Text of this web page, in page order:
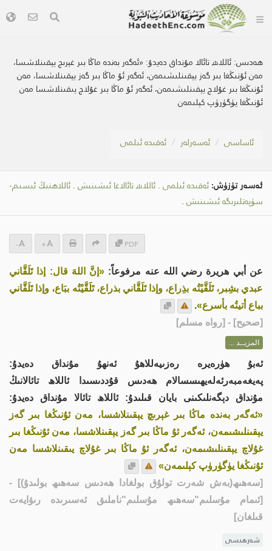
ھەدىس:ئاللاھ تائالا مۇنداق دەيدۇ: «ئەگەر بەندە ماڭا بىر غېرىچ يېقىنلاشسا،
مەن ئۇنىڭغا بىر گەز يېقىنلىشىمەن، ئەگەر ئۇ ماڭا بىر گەز يېقىنلاشسا، مەن
ئۇنىڭغا بىر غۇلاچ يېقىنلىشىمەن، ئەگەر ئۇ ماڭا بىر غۇلاچ يىقىنلاشسا مەن
ئۇنىڭغا يۈگۈرۈپ كېلىمەن
ئاساسى ئەسەرلەر ئەقىدە ئىلمى
ئەسەر تۈزۈش: ئەقىدە ئىلمى . ئاللاھ تائالاغا ئىشىنىش . ئاللاھنىڭ ئىسىم-
سۈپەتلىرىگە ئىشىنىش .
PDF
+
-
عن أبي هريرة رضي الله عنه مرفوعاً: «إنَّ اللهَ قال: إذا تَلَقَّاني
عبدي بشِبر، تَلَقَّيْتُه بذِراع، وإذا تَلَقَّاني بذراع، تَلَقَّيْتُه ببَاع، وإذا تَلَقَّاني
بباع أتيتُه بأسرع».
[صحيح] - [رواه مسلم]
المزيــد ...
ئەبۇ ھۈرەيرە رەزىيەللاھۇ ئەنھۇ مۇنداق دەيدۇ:
پەيغەمبەرئەلەيھىسسالام ھەدىس قۇددىسىدا ئاللاھ تائالانىڭ
مۇنداق دېگەنلىكىنى بايان قىلىدۇ: ئاللاھ تائالا مۇنداق دەيدۇ:
«ئەگەر بەندە ماڭا بىر غېرىچ يېقىنلاشسا، مەن ئۇنىڭغا بىر گەز
يېقىنلىشىمەن، ئەگەر ئۇ ماڭا بىر گەز يېقىنلاشسا، مەن ئۇنىڭغا بىر
غۇلاچ يېقىنلىشىمەن، ئەگەر ئۇ ماڭا بىر غۇلاچ يىقىنلاشسا مەن
ئۇنىڭغا يۈگۈرۈپ كېلىمەن»
[سەھىھ(بەش شەرت تولۇق بولغادا ھەدىس سەھىھ بولىدۇ)]
-
[ئىمام مۇسلىم"سەھىھ مۇسلىم"ناملىق ئەسىرىدە رىۋايەت
قىلغان]
شەرھىسى